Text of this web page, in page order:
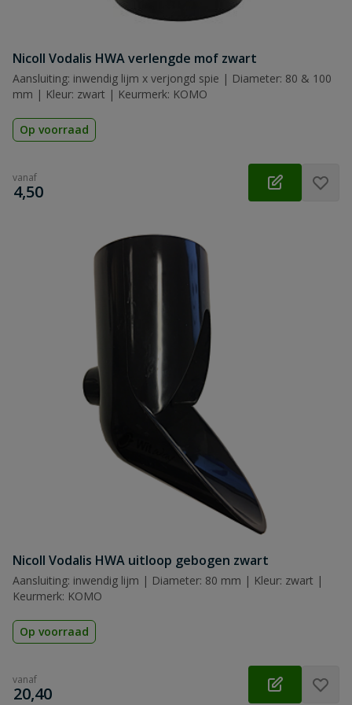
Nicoll Vodalis HWA verlengde mof zwart
Aansluiting: inwendig lijm x verjongd spie | Diameter: 80 & 100
mm | Kleur: zwart | Keurmerk: KOMO
Op voorraad
vanaf
€
4,50
Nicoll Vodalis HWA uitloop gebogen zwart
Aansluiting: inwendig lijm | Diameter: 80 mm | Kleur: zwart |
Keurmerk: KOMO
Op voorraad
vanaf
€
20,40